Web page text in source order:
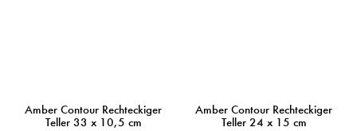
Amber Contour Rechteckiger
Teller 33 x 10,5 cm
Amber Contour Rechteckiger
Teller 24 x 15 cm